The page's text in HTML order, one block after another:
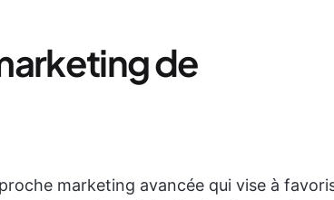
de
marketing avancée qui vise à